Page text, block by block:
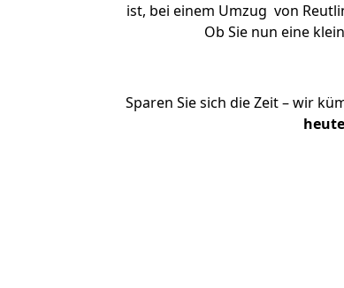
ist, bei einem Umzug von
Ob Sie nun eine
Sparen Sie sich die Zeit – wir
heute